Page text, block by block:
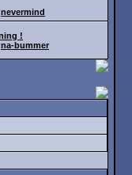
nevermind
!
na-bummer